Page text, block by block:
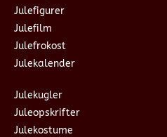
Julefigurer
Julefilm
Julefrokost
Julekalender
Julekugler
Juleopskrifter
Julekostume